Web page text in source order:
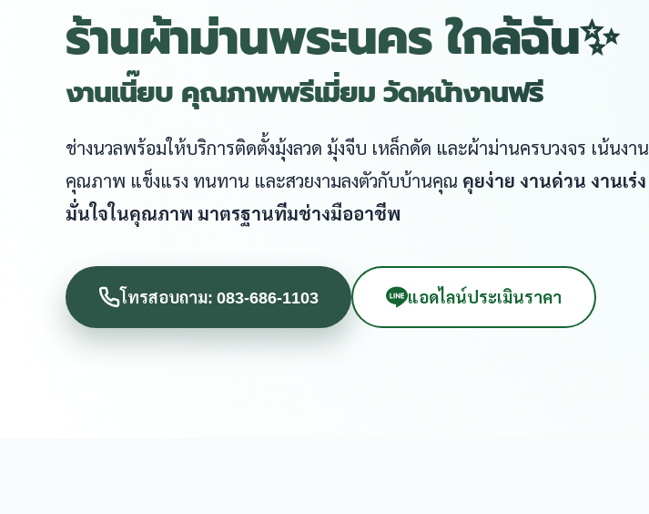
ร้านผ้าม่านพระนคร ใกล้ฉัน✨
งานเนี๊ยบ คุณภาพพรีเมี่ยม วัดหน้างานฟรี
ช่างนวลพร้อมให้บริการติดตั้งมุ้งลวด มุ้งจีบ เหล็กดัด และผ้าม่านครบวงจร เน้นงาน
คุณภาพ แข็งแรง ทนทาน และสวยงามลงตัวกับบ้านคุณ คุยง่าย งานด่วน งานเร่ง
มั่นใจในคุณภาพ มาตรฐานทีมช่างมืออาชีพ
โทรสอบถาม: 083-686-1103 แอดไลน์ประเมินราคา